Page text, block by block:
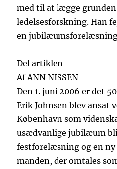
med til at lægge
ledelsesforskning. Han
en
Del artiklen
Af ANN NISSEN
Den 1. juni 2006 er det
Erik Johnsen blev ansat
København som
usædvanlige jubilæum
festforelæsning og en ny
manden, der omtales